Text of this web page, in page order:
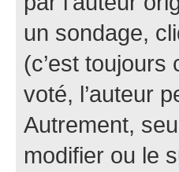
un sondage,
(c’est toujours
voté, l’auteur
Autrement,
modifier ou le